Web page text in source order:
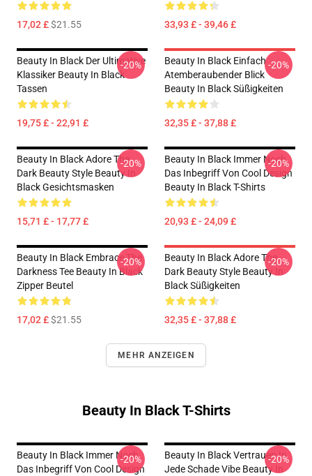
17,02 £$21.55 33,93 £ - 39,46 £
Beauty In Black Der Ultimative
Klassiker Beauty In Black
Tassen
19,75 £ - 22,91 £
-20%
Beauty In Black Einfach
Atemberaubender Blick
Beauty In Black Süßigkeiten
32,35 £ - 37,88 £
-20%
Beauty In Black Adore The
Dark Beauty Style Beauty In
Black Gesichtsmasken
15,71 £ - 17,77 £
-20%
Beauty In Black Immer Noch
Das Inbegriff Von Cool Design
Beauty In Black T-Shirts
20,93 £ - 24,09 £
-20%
Beauty In Black Embrace The
Darkness Tee Beauty In Black
Zipper Beutel
17,02 £$21.55
-20%
Beauty In Black Adore The
Dark Beauty Style Beauty In
Black Süßigkeiten
32,35 £ - 37,88 £
-20%
MEHR ANZEIGEN
Beauty In Black T-Shirts
Beauty In Black Immer Noch
Das Inbegriff Von Cool Design
-20%
Beauty In Black Vertrauen In
Jede Schade Vibe Beauty In
-20%